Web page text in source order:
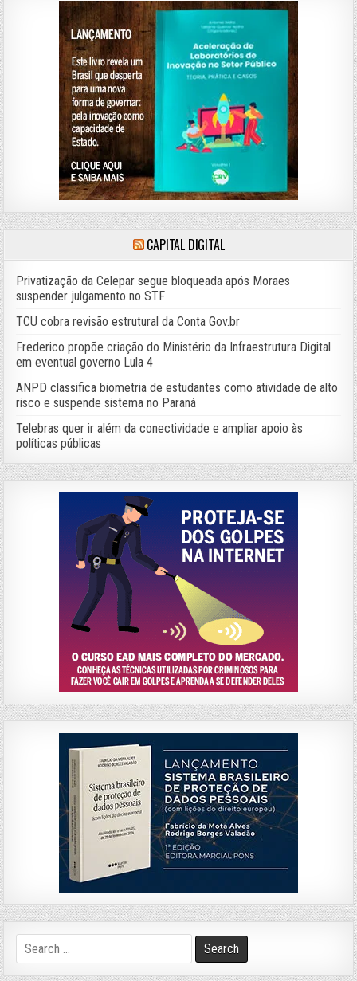
CAPITAL DIGITAL
Privatização da Celepar segue bloqueada após Moraes
suspender julgamento no STF
TCU cobra revisão estrutural da Conta Gov.br
Frederico propõe criação do Ministério da Infraestrutura Digital
em eventual governo Lula 4
ANPD classifica biometria de estudantes como atividade de alto
risco e suspende sistema no Paraná
Telebras quer ir além da conectividade e ampliar apoio às
políticas públicas
Search
for: